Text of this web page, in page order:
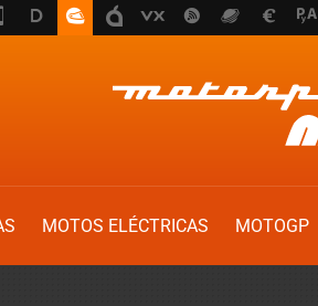
MOTOS ELÉCTRICAS MOTOGP